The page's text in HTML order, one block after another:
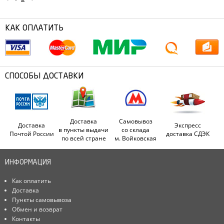
КАК ОПЛАТИТЬ
СПОСОБЫ ДОСТАВКИ
Доставка
Почтой России
Доставка
в пункты выдачи
по всей стране
Самовывоз
со склада
м. Войковская
Экспресс
доставка СДЭК
ИНФОРМАЦИЯ
Как оплатить
Доставка
Пункты самовывоза
Обмен и возврат
Контакты